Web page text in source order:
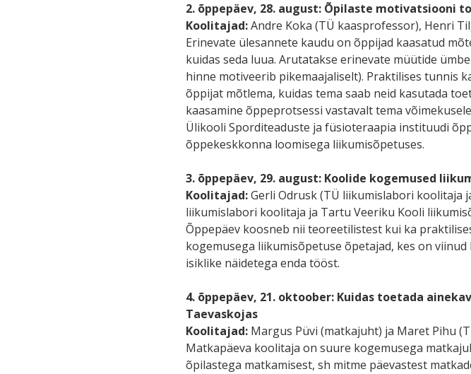
2. õppepäev, 28. august: Õpilaste motivatsiooni
Koolitajad:Andre Koka (TÜ kaasprofessor), Henri
Erinevate ülesannete kaudu on õppijad kaasatud
kuidas seda luua. Arutatakse erinevate müütide
hinne motiveerib pikemaajaliselt). Praktilises tunnis
õppijat mõtlema, kuidas tema saab neid kasutada
kaasamine õppeprotsessi vastavalt tema
Ülikooli Sporditeaduste ja füsioteraapia instituudi
õppekeskkonna loomisega liikumisõpetuses.
3. õppepäev, 29. august: Koolide kogemused
Koolitajad:Gerli Odrusk (TÜ liikumislabori koolitaja
liikumislabori koolitaja ja Tartu Veeriku Kooli
Õppepäev koosneb nii teoreetilistest kui ka
kogemusega liikumisõpetuse õpetajad, kes on
isiklike näidetega enda tööst.
4. õppepäev, 21. oktoober: Kuidas toetada
Taevaskojas
Koolitajad:Margus Püvi (matkajuht) ja Maret Pihu
Matkapäeva koolitaja on suure kogemusega
õpilastega matkamisest, sh mitme päevastest